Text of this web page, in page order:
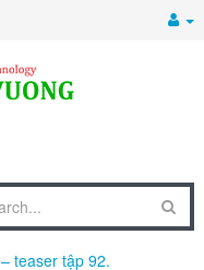
teaser tập 92.